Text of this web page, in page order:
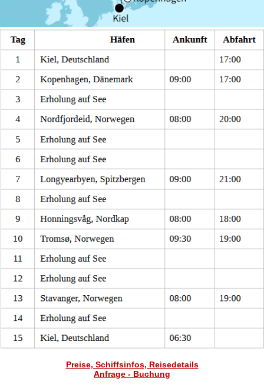
Preise, Schiffsinfos, Reisedetails
Anfrage - Buchung